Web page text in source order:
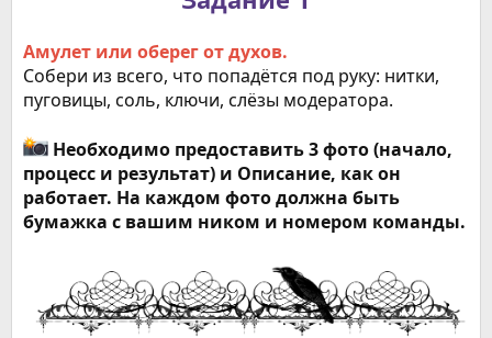
Амулет или оберег от духов.
Собери из всего, что попадётся под руку: нитки,
пуговицы, соль, ключи, слёзы модератора.
Необходимо предоставить 3 фото (начало,
процесс и результат) и Описание, как он
работает. На каждом фото должна быть
бумажка с вашим ником и номером команды.